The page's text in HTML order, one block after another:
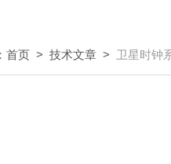
首页 > 技术文章 > 卫星时钟